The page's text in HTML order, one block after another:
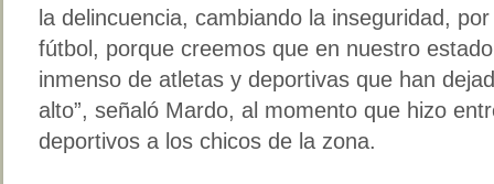
la delincuencia, cambiando la inseguridad,
fútbol, porque creemos que en nuestro
inmenso de atletas y deportivas que han
alto”, señaló Mardo, al momento que hizo
deportivos a los chicos de la zona.